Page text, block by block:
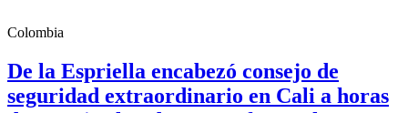
Colombia
De la Espriella encabezó consejo de
seguridad extraordinario en Cali a horas